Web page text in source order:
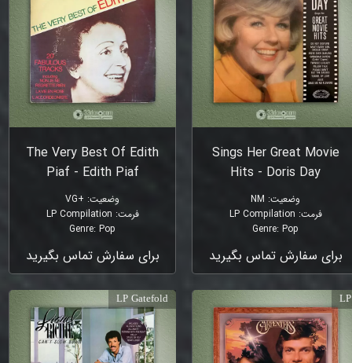
Sings Her Great Movie
Hits - Doris Day
وضعیت:
NM
فرمت:
LP Compilation
Genre: Pop
برای سفارش تماس بگیرید
The Very Best Of Edith
Piaf - Edith Piaf
وضعیت:
+VG
فرمت:
LP Compilation
Genre: Pop
برای سفارش تماس بگیرید
LP
LP Gatefold